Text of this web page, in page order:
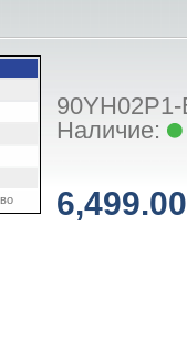
Наличие:
6,499.00